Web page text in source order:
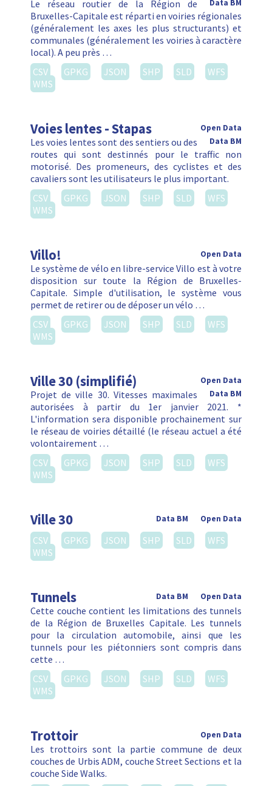
Data BM
Le réseau routier de la Région de
Bruxelles-Capitale est réparti en voiries régionales
(généralement les axes les plus structurants) et
communales (généralement les voiries à caractère
local). A peu près …
CSV
GPKG JSON SHP SLD
WFS
WMS
Voies lentes - Stapas
Open Data
Data BM
Les voies lentes sont des sentiers ou des
routes qui sont destinnés pour le traffic non
motorisé. Des promeneurs, des cyclistes et des
cavaliers sont les utilisateurs le plus important.
CSV
GPKG JSON SHP SLD
WFS
WMS
Villo! Open Data
Le système de vélo en libre-service Villo est à votre
disposition sur toute la Région de Bruxelles-
Capitale. Simple d'utilisation, le système vous
permet de retirer ou de déposer un vélo …
CSV
GPKG JSON SHP SLD
WFS
WMS
Ville 30 (simplifié)
Open Data
Data BM
Projet de ville 30. Vitesses maximales
autorisées à partir du 1er janvier 2021. *
L'information sera disponible prochainement sur
le réseau de voiries détaillé (le réseau actuel a été
volontairement …
CSV
GPKG JSON SHP SLD
WFS
WMS
Ville 30 Open Data
Data BM
CSV GPKG JSON SHP SLD
WFS
WMS
Tunnels Open Data
Data BM
Cette couche contient les limitations des tunnels
de la Région de Bruxelles Capitale. Les tunnels
pour la circulation automobile, ainsi que les
tunnels pour les piétonniers sont compris dans
cette …
CSV
GPKG JSON SHP SLD
WFS
WMS
Trottoir Open Data
Les trottoirs sont la partie commune de deux
couches de Urbis ADM, couche Street Sections et la
couche Side Walks.